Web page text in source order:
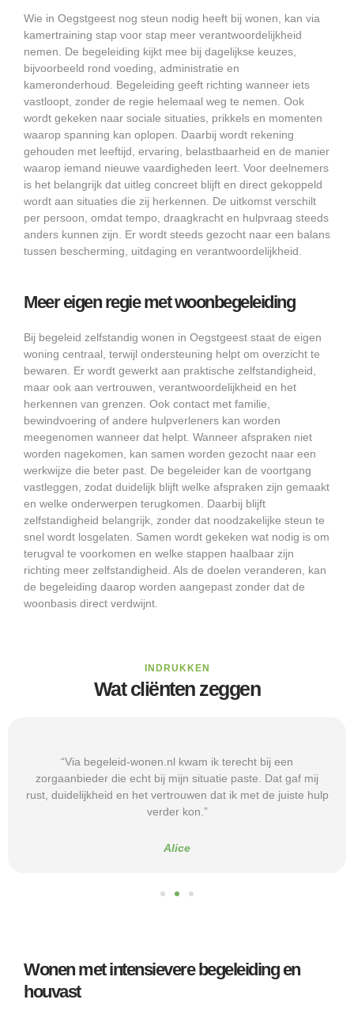
Wie in Oegstgeest nog steun nodig heeft bij wonen, kan via
kamertraining stap voor stap meer verantwoordelijkheid
nemen. De begeleiding kijkt mee bij dagelijkse keuzes,
bijvoorbeeld rond voeding, administratie en
kameronderhoud. Begeleiding geeft richting wanneer iets
vastloopt, zonder de regie helemaal weg te nemen. Ook
wordt gekeken naar sociale situaties, prikkels en momenten
waarop spanning kan oplopen. Daarbij wordt rekening
gehouden met leeftijd, ervaring, belastbaarheid en de manier
waarop iemand nieuwe vaardigheden leert. Voor deelnemers
is het belangrijk dat uitleg concreet blijft en direct gekoppeld
wordt aan situaties die zij herkennen. De uitkomst verschilt
per persoon, omdat tempo, draagkracht en hulpvraag steeds
anders kunnen zijn. Er wordt steeds gezocht naar een balans
tussen bescherming, uitdaging en verantwoordelijkheid.
Meer eigen regie met woonbegeleiding
Bij begeleid zelfstandig wonen in Oegstgeest staat de eigen
woning centraal, terwijl ondersteuning helpt om overzicht te
bewaren. Er wordt gewerkt aan praktische zelfstandigheid,
maar ook aan vertrouwen, verantwoordelijkheid en het
herkennen van grenzen. Ook contact met familie,
bewindvoering of andere hulpverleners kan worden
meegenomen wanneer dat helpt. Wanneer afspraken niet
worden nagekomen, kan samen worden gezocht naar een
werkwijze die beter past. De begeleider kan de voortgang
vastleggen, zodat duidelijk blijft welke afspraken zijn gemaakt
en welke onderwerpen terugkomen. Daarbij blijft
zelfstandigheid belangrijk, zonder dat noodzakelijke steun te
snel wordt losgelaten. Samen wordt gekeken wat nodig is om
terugval te voorkomen en welke stappen haalbaar zijn
richting meer zelfstandigheid. Als de doelen veranderen, kan
de begeleiding daarop worden aangepast zonder dat de
woonbasis direct verdwijnt.
INDRUKKEN
Wat cliënten zeggen
“Via begeleid-wonen.nl kwam ik terecht bij een
zorgaanbieder die echt bij mijn situatie paste. Dat gaf mij
rust, duidelijkheid en het vertrouwen dat ik met de juiste hulp
verder kon.”
Alice
Wonen met intensievere begeleiding en
houvast